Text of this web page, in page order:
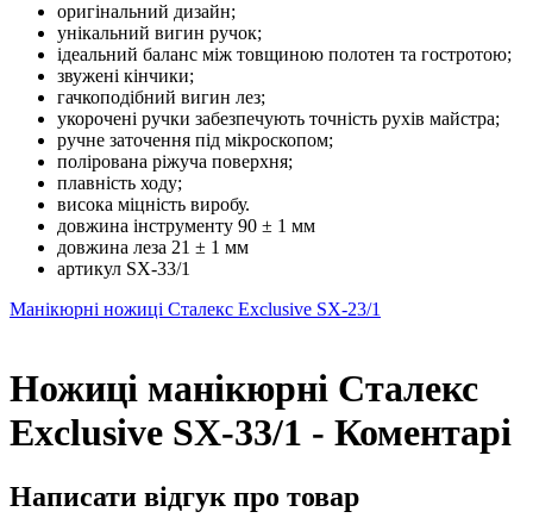
оригінальний дизайн;
унікальний вигин ручок;
ідеальний баланс між товщиною полотен та гостротою;
звужені кінчики;
гачкоподібний вигин лез;
укорочені ручки забезпечують точність рухів майстра;
ручне заточення під мікроскопом;
полірована ріжуча поверхня;
плавність ходу;
висока міцність виробу.
довжина інструменту 90 ± 1 мм
довжина леза 21 ± 1 мм
артикул SX-33/1
Манікюрні ножиці Сталекс Exclusive SX-23/1
Ножиці манікюрні Сталекс
Exclusive SX-33/1 - Коментарі
Написати відгук про товар